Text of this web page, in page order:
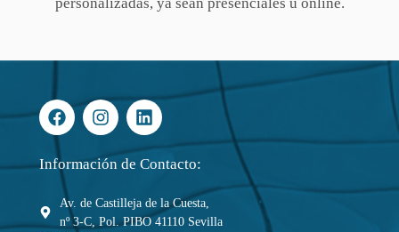
Información de Contacto:
Av. de Castilleja de la Cuesta,
nº 3-C, Pol. PIBO 41110 Sevilla